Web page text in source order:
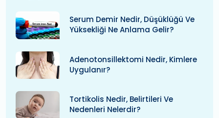
Serum Demir Nedir, Düşüklüğü Ve
Yüksekliği Ne Anlama Gelir?
Adenotonsillektomi Nedir, Kimlere
Uygulanır?
Tortikolis Nedir, Belirtileri Ve
Nedenleri Nelerdir?